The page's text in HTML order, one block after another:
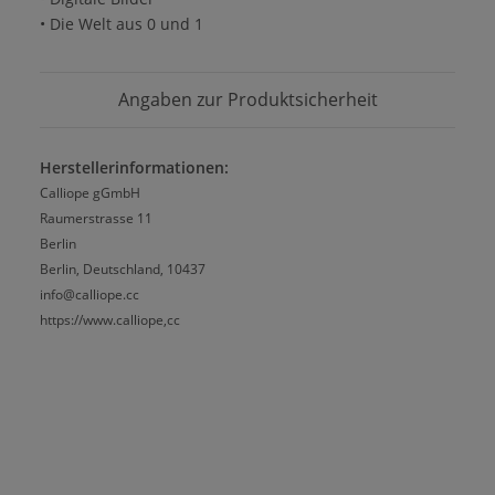
• Die Welt aus 0 und 1
Angaben zur Produktsicherheit
Herstellerinformationen:
Calliope gGmbH
Raumerstrasse 11
Berlin
Berlin, Deutschland, 10437
info@calliope.cc
https://www.calliope,cc